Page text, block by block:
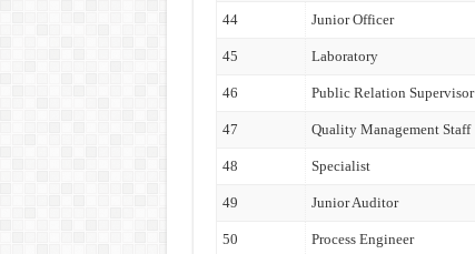
44 Junior Officer
45 Laboratory
46 Public Relation Supervisor
47 Quality Management Staff
48 Specialist
49 Junior Auditor
50 Process Engineer